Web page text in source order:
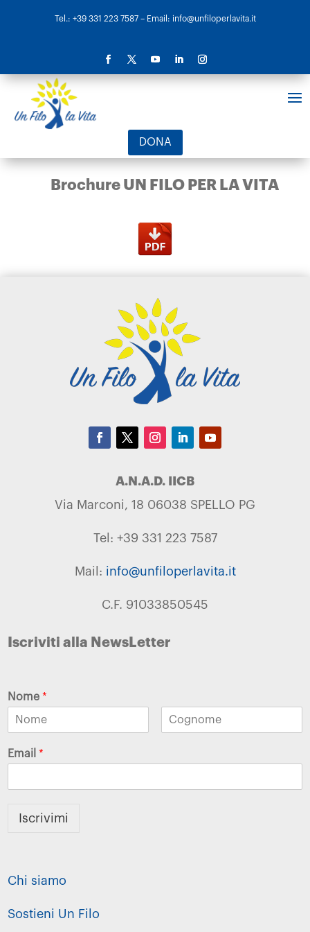
Tel.: +39 331 223 7587– Email: info@unfiloperlavita.it
DONA
Brochure UN FILO PER LA VITA
A.N.A.D. IICB
Via Marconi, 18 06038 SPELLO PG
Tel: +39 331 223 7587
Mail: info@unfiloperlavita.it
C.F. 91033850545
Iscriviti alla NewsLetter
Nome*
Email*
Iscrivimi
Chi siamo
Sostieni Un Filo